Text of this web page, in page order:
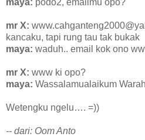
mr X:
kancaku, tapi rung tau tak bukak
maya: waduh.. email kok ono
mr X: www ki opo?
maya: Wassalamualaikum
Wetengku ngelu…. =))
-- dari: Oom Anto